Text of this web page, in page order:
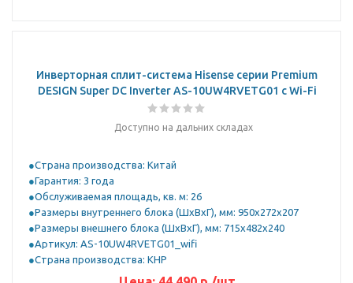
Инверторная сплит-система Hisense серии Premium
DESIGN Super DC Inverter AS-10UW4RVETG01 с Wi-Fi
Доступно на дальних складах
Страна производства: Китай
Гарантия: 3 года
Обслуживаемая площадь, кв. м: 26
Размеры внутреннего блока (ШхВхГ), мм: 950x272x207
Размеры внешнего блока (ШхВхГ), мм: 715x482x240
Артикул: AS-10UW4RVETG01_wifi
Страна производства: КНР